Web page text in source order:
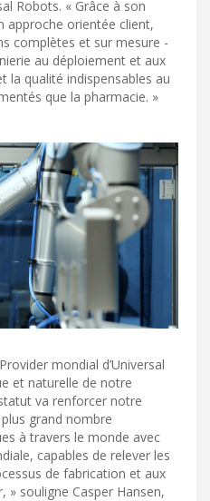
Robots. « Grâce à son
approche orientée client,
complètes et sur mesure -
au déploiement et aux
la qualité indispensables au
que la pharmacie. »
mondial d’Universal
et naturelle de notre
va renforcer notre
grand nombre
à travers le monde avec
capables de relever les
de fabrication et aux
» souligne Casper Hansen,